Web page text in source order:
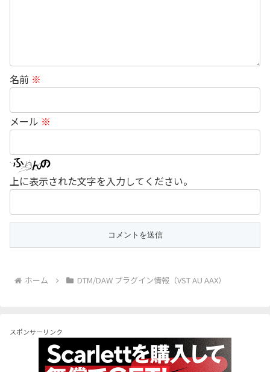
名前 ※
メール ※
上に表示された文字を入力してください。
ホーム DTM/DAW プラグイン情報（VST AU AAX）
スポンサーリンク